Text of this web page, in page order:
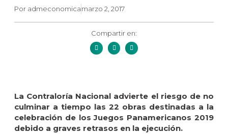
Por admeconomicamarzo 2, 2017
Compartir en:
La Contraloría Nacional advierte el riesgo de no
culminar a tiempo las 22 obras destinadas a la
celebración de los Juegos Panamericanos 2019
debido a graves retrasos en la ejecución.